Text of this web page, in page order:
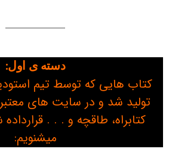
دسته ی اول:
کتاب هایی که توسط تیم
تولید شد و در سایت های
کتابراه، طاقچه و . . .
میشنویم: